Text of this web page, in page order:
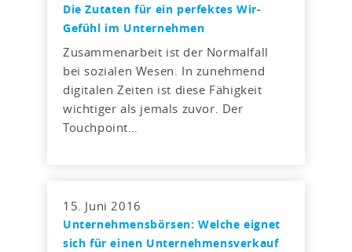
Die Zutaten für ein perfektes Wir-
Gefühl im Unternehmen
Zusammenarbeit ist der Normalfall
bei sozialen Wesen. In zunehmend
digitalen Zeiten ist diese Fähigkeit
wichtiger als jemals zuvor. Der
Touchpoint…
15. Juni 2016
Unternehmensbörsen: Welche eignet
sich für einen Unternehmensverkauf